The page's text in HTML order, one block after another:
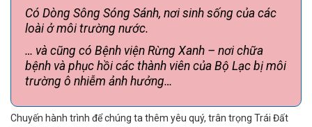
Có Dòng Sông Sóng Sánh, nơi sinh sống của các
loài ở môi trường nước.
… và cũng có Bệnh viện Rừng Xanh – nơi chữa
bệnh và phục hồi các thành viên của Bộ Lạc bị môi
trường ô nhiễm ảnh hưởng…
Chuyến hành trình để chúng ta thêm yêu quý, trân trọng Trái Đất